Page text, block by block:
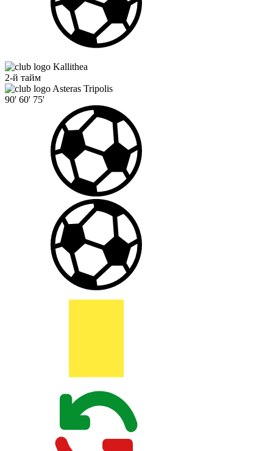
Kallithea
2-й тайм
Asteras Tripolis
90' 60' 75'